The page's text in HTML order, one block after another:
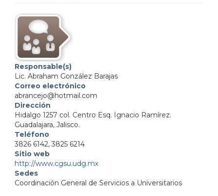
Responsable(s)
Lic. Abraham González Barajas
Correo electrónico
abrancejo@hotmail.com
Dirección
Hidalgo 1257 col. Centro Esq. Ignacio Ramírez.
Guadalajara, Jalisco.
Teléfono
3826 6142, 3825 6214
Sitio web
http://www.cgsu.udg.mx
Sedes
Coordinación General de Servicios a Universitarios